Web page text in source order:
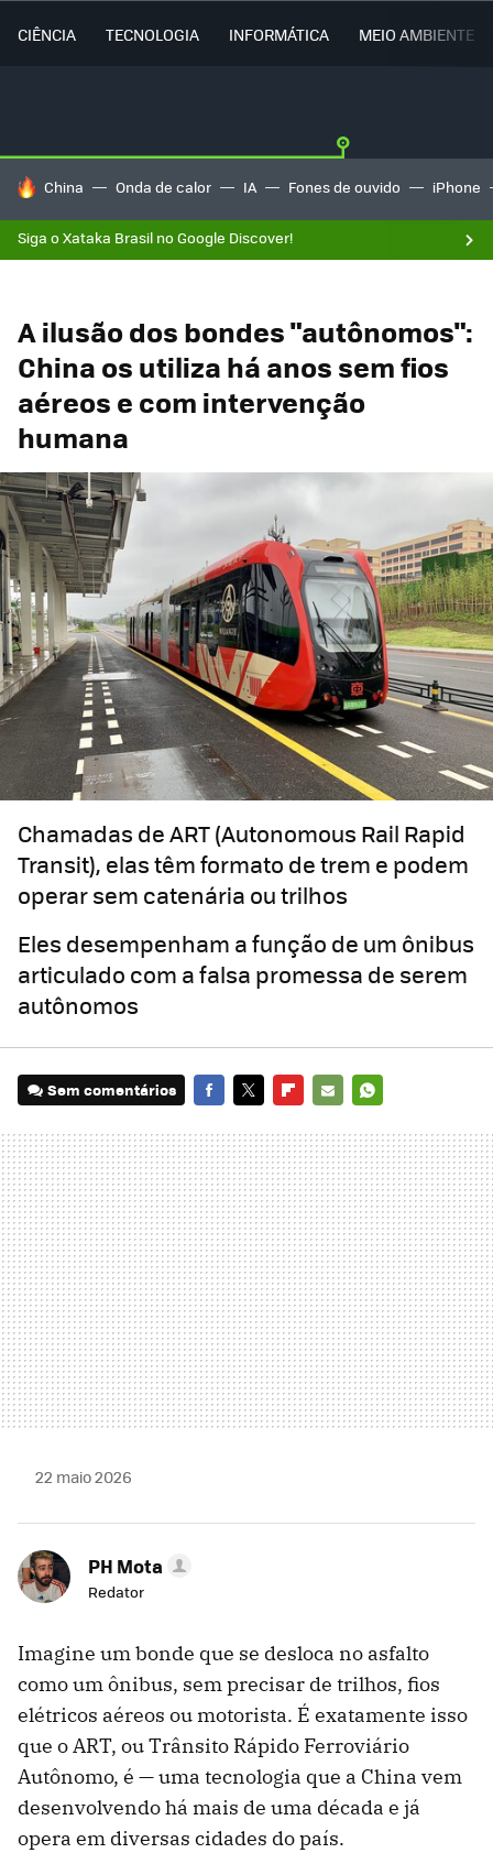
CIÊNCIA TECNOLOGIA INFORMÁTICA MEIO AMBIENTE
TENDÊNCIAS DO DIA
China Onda de calor IA Fones de ouvido iPhone
Siga o Xataka Brasil no Google Discover!
A ilusão dos bondes "autônomos":
China os utiliza há anos sem fios
aéreos e com intervenção
humana
Chamadas de ART (Autonomous Rail Rapid
Transit), elas têm formato de trem e podem
operar sem catenária ou trilhos
Eles desempenham a função de um ônibus
articulado com a falsa promessa de serem
autônomos
Sem comentários
MAIL
22 maio 2026
PH Mota
Redator
Imagine um bonde que se desloca no asfalto
como um ônibus, sem precisar de trilhos, fios
elétricos aéreos ou motorista. É exatamente isso
que o ART, ou Trânsito Rápido Ferroviário
Autônomo, é — uma tecnologia que a China vem
desenvolvendo há mais de uma década e já
opera em diversas cidades do país.